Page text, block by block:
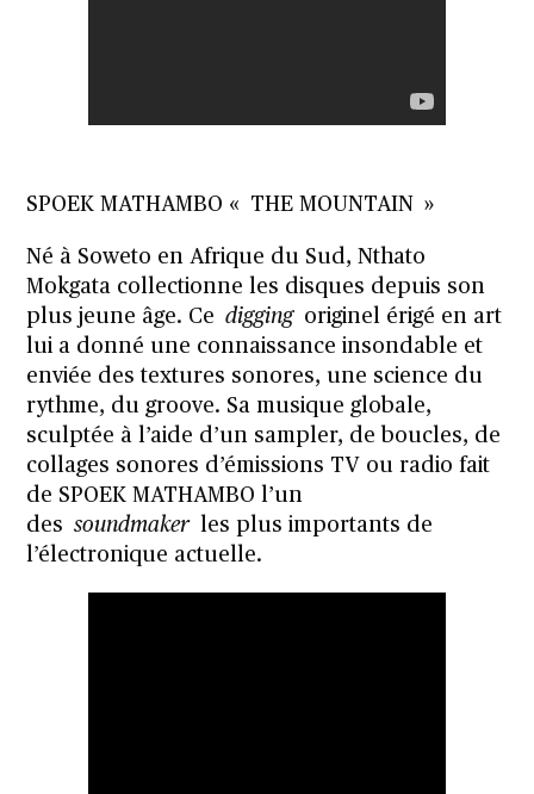
SPOEK MATHAMBO « THE MOUNTAIN »
Né à Soweto en Afrique du Sud, Nthato
Mokgata collectionne les disques depuis son
plus jeune âge. Cediggingoriginel érigé en art
lui a donné une connaissance insondable et
enviée des textures sonores, une science du
rythme, du groove. Sa musique globale,
sculptée à l’aide d’un sampler, de boucles, de
collages sonores d’émissions TV ou radio fait
de SPOEK MATHAMBO l’un
dessoundmakerles plus importants de
l’électronique actuelle.